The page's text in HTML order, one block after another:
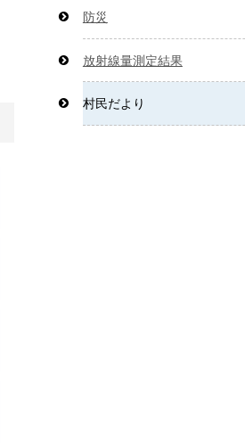
防災
放射線量測定結果
村民だより